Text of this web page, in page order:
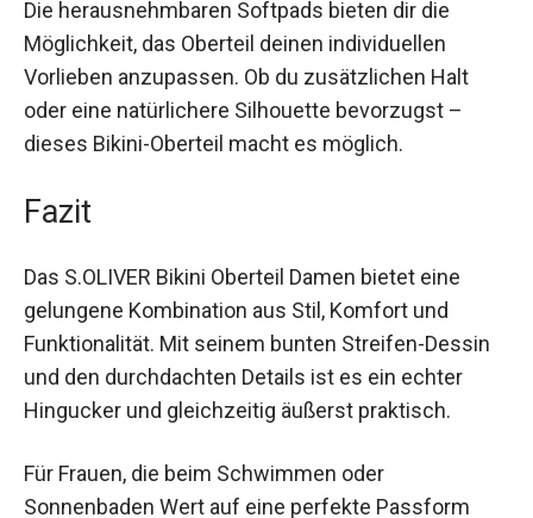
Die herausnehmbaren Softpads bieten dir die
Möglichkeit, das Oberteil deinen individuellen
Vorlieben anzupassen. Ob du zusätzlichen Halt
oder eine natürlichere Silhouette bevorzugst –
dieses Bikini-Oberteil macht es möglich.
Fazit
Das S.OLIVER Bikini Oberteil Damen bietet eine
gelungene Kombination aus Stil, Komfort und
Funktionalität. Mit seinem bunten Streifen-Dessin
und den durchdachten Details ist es ein echter
Hingucker und gleichzeitig äußerst praktisch.
Für Frauen, die beim Schwimmen oder